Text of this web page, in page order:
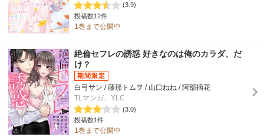
(3.9)
投稿数12件
1巻まで公開中
絶倫セフレの誘惑 好きなのは俺のカラダ、だ
け？
白弓サン / 藤那トムヲ / 山口ねね / 阿部摘花
TLマンガ、YLC
(3.0)
投稿数1件
1巻まで公開中